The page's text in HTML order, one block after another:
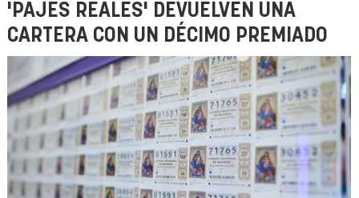
'PAJES REALES' DEVUELVEN UNA
CARTERA CON UN DÉCIMO PREMIADO